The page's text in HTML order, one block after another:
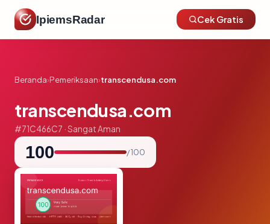
IpiemsRadar Cek Gratis
Beranda›Pemeriksaan›transcendusa.com
transcendusa.com
#71C466C7 · Sangat Aman
100 / 100